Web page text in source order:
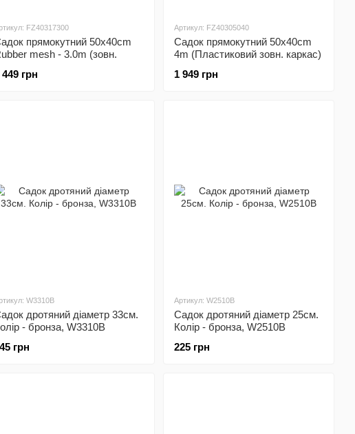
FZ40317300
прямокутний 50x40cm
mesh - 3.0m (зовн.
449 грн
Артикул: FZ40305040
Садок прямокутний 50x40cm
4m (Пластиковий зовн. каркас)
1 949 грн
W3310B
дротяний дiаметр 33см.
- бронза, W3310B
грн
Артикул: W2510B
Садок дротяний дiаметр 25см.
Колiр - бронза, W2510B
225 грн